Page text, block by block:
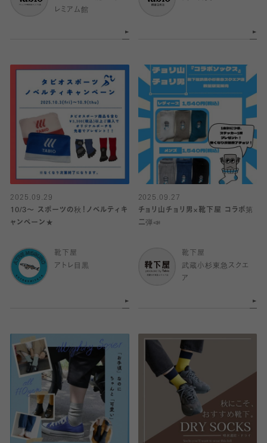
レミアム館
2025.09.29
10/3〜 スポーツの秋！ノベルティキ
ャンペーン★
靴下屋
アトレ目黒
2025.09.27
チョリ山チョリ男×靴下屋 コラボ第
二弾📣
靴下屋
武蔵小杉東急スクエ
ア